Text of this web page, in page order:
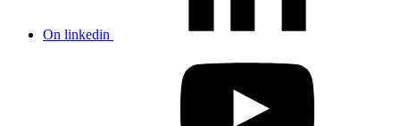
On linkedin